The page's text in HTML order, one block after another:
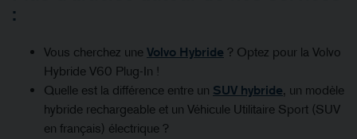
:
Vous cherchez une Volvo Hybride ? Optez pour la Volvo
Hybride V60 Plug-In !
Quelle est la différence entre un SUV hybride, un modèle
hybride rechargeable et un Véhicule Utilitaire Sport (SUV
en français) électrique ?